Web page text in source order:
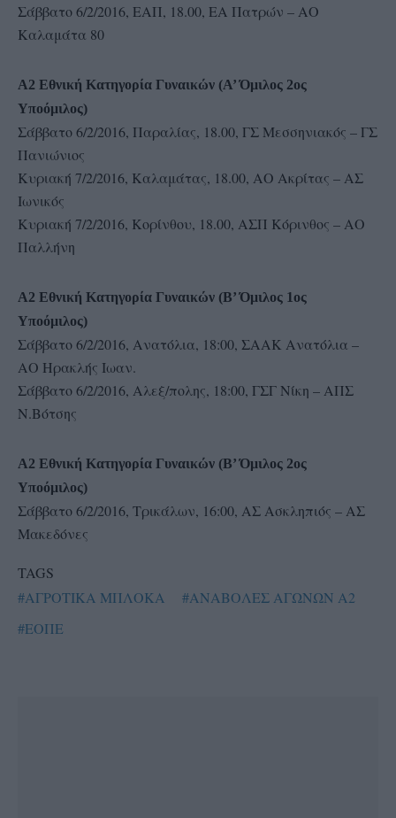
Σάββατο 6/2/2016, ΕΑΠ, 18.00, ΕΑ Πατρών – ΑΟ
Καλαμάτα 80
Α2 Εθνική Κατηγορία Γυναικών (Α’ Όμιλος 2ος
Υποόμιλος)
Σάββατο 6/2/2016, Παραλίας, 18.00, ΓΣ Μεσσηνιακός – ΓΣ
Πανιώνιος
Κυριακή 7/2/2016, Καλαμάτας, 18.00, ΑΟ Ακρίτας – ΑΣ
Ιωνικός
Κυριακή 7/2/2016, Κορίνθου, 18.00, ΑΣΠ Κόρινθος – ΑΟ
Παλλήνη
Α2 Εθνική Κατηγορία Γυναικών (Β’ Όμιλος 1ος
Υποόμιλος)
Σάββατο 6/2/2016, Ανατόλια, 18:00, ΣΑΑΚ Ανατόλια –
ΑΟ Ηρακλής Ιωαν.
Σάββατο 6/2/2016, Αλεξ/πολης, 18:00, ΓΣΓ Νίκη – ΑΠΣ
Ν.Βότσης
Α2 Εθνική Κατηγορία Γυναικών (Β’ Όμιλος 2ος
Υποόμιλος)
Σάββατο 6/2/2016, Τρικάλων, 16:00, ΑΣ Ασκληπιός – ΑΣ
Μακεδόνες
TAGS
#ΑΓΡΟΤΙΚΑ ΜΠΛΟΚΑ
#ΑΝΑΒΟΛΕΣ ΑΓΩΝΩΝ Α2
#ΕΟΠΕ